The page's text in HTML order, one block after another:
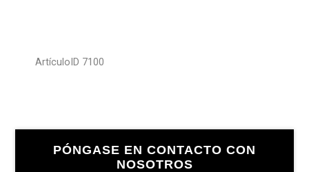
ArtículoID 7100
BarraPÓNGASE EN CONTACTO CON
NOSOTROS